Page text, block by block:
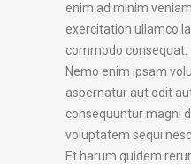
enim ad minim
exercitation ullamco
commodo consequat.
Nemo enim ipsam
aspernatur aut odit
consequuntur magni
voluptatem sequi
Et harum quidem